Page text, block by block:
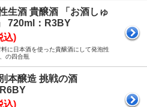
生酒 貴醸酒 「お酒しゅ
720ml：R3BY
込)
料に日本酒を使った貴醸酒にして発泡性
の四合瓶
本醸造 挑戦の酒
込)